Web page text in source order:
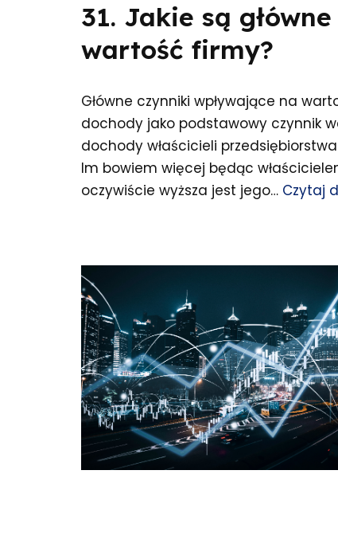
31. Jakie są
wartość firmy?
Główne czynniki wpływające na
dochody jako podstawowy czynnik
dochody właścicieli
Im bowiem więcej będąc
oczywiście wyższa jest jego… Czytaj